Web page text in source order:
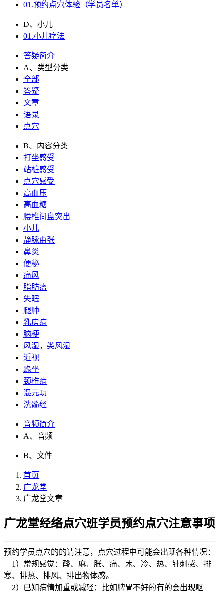
01.预约点穴体验（学员名单）
D、小儿
01.小儿疗法
答疑简介
A、类型分类
全部
答疑
文章
语录
点穴
B、内容分类
打坐感受
站桩感受
点穴感受
高血压
高血糖
腰椎间盘突出
小儿
静脉曲张
鼻炎
便秘
痛风
脂肪瘤
失眠
腿肿
乳房病
脑梗
风湿，类风湿
近视
跪坐
颈椎病
混元功
洗髓经
音频简介
A、音频
B、文件
首页
广龙堂
广龙堂文章
广龙堂经络点穴班学员预约点穴注意事项
预约学员点穴的的请注意，点穴过程中可能会出现各种情况：
1）常规感觉：酸、麻、胀、痛、木、冷、热、针刺感、排
寒、排热、排风、排出物体感。
2）已知病情加重或减轻：比如脾胃不好的有的会出现呕